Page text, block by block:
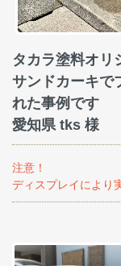
タカラ塗料オリ
サンドカーキで
れた事例です
愛知県 tks 様
注意！
ディスプレイにより